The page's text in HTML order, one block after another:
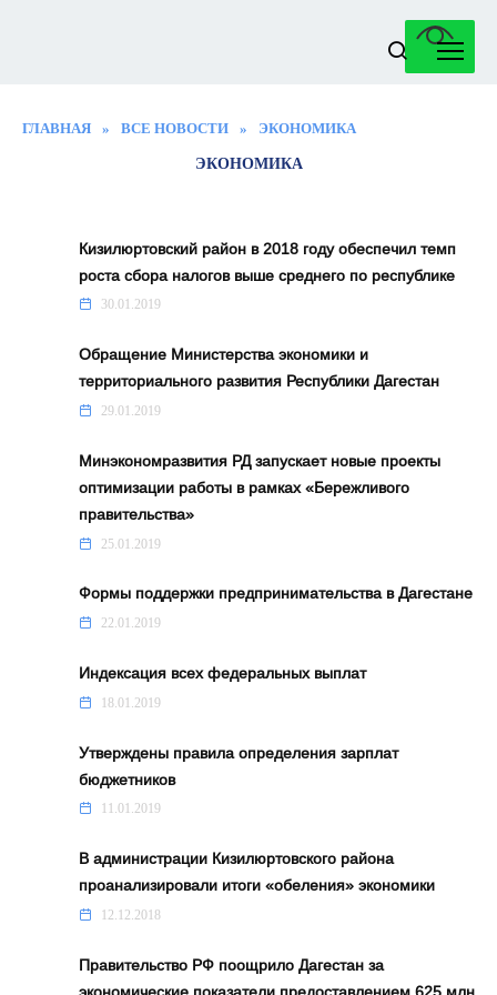
ГЛАВНАЯ » ВСЕ НОВОСТИ » ЭКОНОМИКА
ЭКОНОМИКА
Кизилюртовский район в 2018 году обеспечил темп
роста сбора налогов выше среднего по республике
30.01.2019
Обращение Министерства экономики и
территориального развития Республики Дагестан
29.01.2019
Минэкономразвития РД запускает новые проекты
оптимизации работы в рамках «Бережливого
правительства»
25.01.2019
Формы поддержки предпринимательства в Дагестане
22.01.2019
Индексация всех федеральных выплат
18.01.2019
Утверждены правила определения зарплат
бюджетников
11.01.2019
В администрации Кизилюртовского района
проанализировали итоги «обеления» экономики
12.12.2018
Правительство РФ поощрило Дагестан за